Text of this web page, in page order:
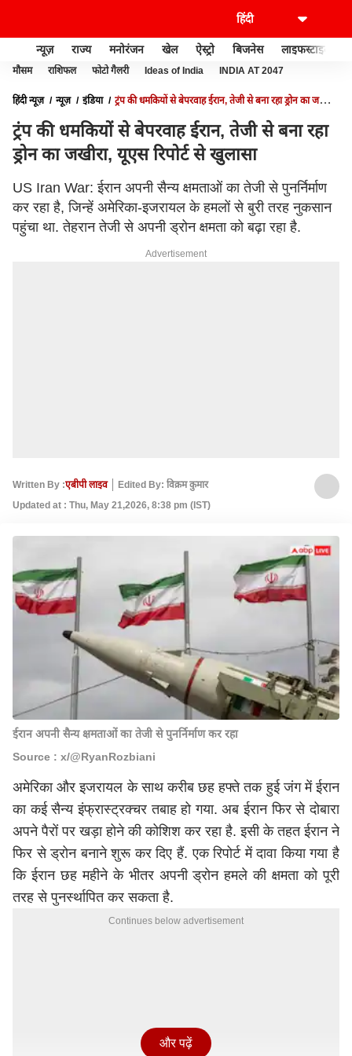
न्यूज़ राज्य मनोरंजन खेल ऐस्ट्रो बिजनेस लाइफस्टाइल
मौसम राशिफल फोटो गैलरी Ideas of India INDIA AT 2047
हिंदी न्यूज़ न्यूज़ इंडिया
ट्रंप की धमकियों से बेपरवाह ईरान, तेजी से बना रहा ड्रोन का जखीरा,
ट्रंप की धमकियों से बेपरवाह ईरान, तेजी से बना रहा
ड्रोन का जखीरा, यूएस रिपोर्ट से खुलासा
US Iran War: ईरान अपनी सैन्य क्षमताओं का तेजी से पुनर्निर्माण
कर रहा है, जिन्हें अमेरिका-इजरायल के हमलों से बुरी तरह नुकसान
पहुंचा था. तेहरान तेजी से अपनी ड्रोन क्षमता को बढ़ा रहा है.
Advertisement
Written By :एबीपी लाइव
Edited By: विक्रम कुमार
Updated at : Thu, May 21,2026, 8:38 pm (IST)
ईरान अपनी सैन्य क्षमताओं का तेजी से पुनर्निर्माण कर रहा
Source : x/@RyanRozbiani
अमेरिका और इजरायल के साथ करीब छह हफ्ते तक हुई जंग में ईरान
का कई सैन्य इंफ्रास्ट्रक्चर तबाह हो गया. अब ईरान फिर से दोबारा
अपने पैरों पर खड़ा होने की कोशिश कर रहा है. इसी के तहत ईरान ने
फिर से ड्रोन बनाने शुरू कर दिए हैं. एक रिपोर्ट में दावा किया गया है
कि ईरान छह महीने के भीतर अपनी ड्रोन हमले की क्षमता को पूरी
तरह से पुनर्स्थापित कर सकता है.
Continues below advertisement
और पढ़ें